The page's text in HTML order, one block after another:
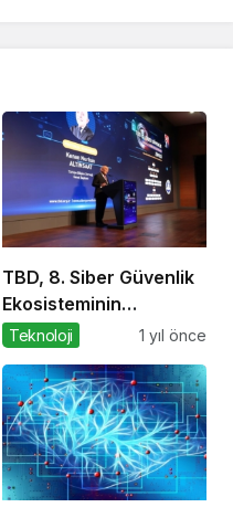
TBD, 8. Siber Güvenlik
Ekosisteminin
Geliştirilmesi Zirvesi’ni
Teknoloji 1 yıl önce